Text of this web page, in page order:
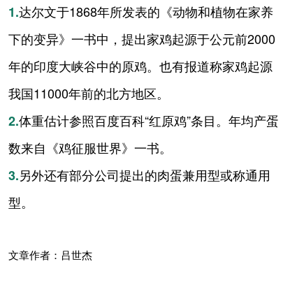
1.达尔文于1868年所发表的《动物和植物在家养
下的变异》一书中，提出家鸡起源于公元前2000
年的印度大峡谷中的原鸡。也有报道称家鸡起源
我国11000年前的北方地区。
2.体重估计参照百度百科“红原鸡”条目。年均产蛋
数来自《鸡征服世界》一书。
3.另外还有部分公司提出的肉蛋兼用型或称通用
型。
文章作者：吕世杰